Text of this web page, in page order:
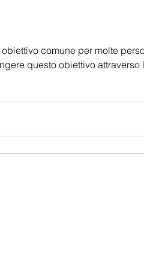
comune per molte
questo obiettivo